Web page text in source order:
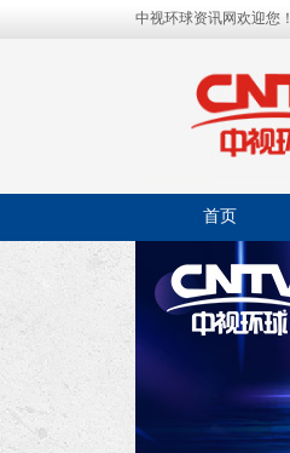
中视环球资讯网欢迎您！
首页